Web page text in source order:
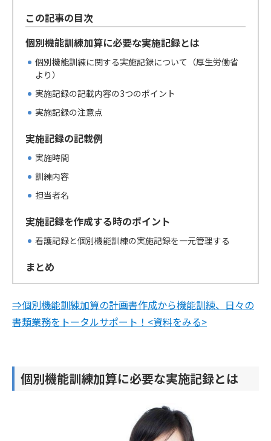
この記事の目次
個別機能訓練加算に必要な実施記録とは
個別機能訓練に関する実施記録について（厚生労働省
より）
実施記録の記載内容の3つのポイント
実施記録の注意点
実施記録の記載例
実施時間
訓練内容
担当者名
実施記録を作成する時のポイント
看護記録と個別機能訓練の実施記録を一元管理する
まとめ
⇒個別機能訓練加算の計画書作成から機能訓練、日々の
書類業務をトータルサポート！<資料をみる>
個別機能訓練加算に必要な実施記録とは